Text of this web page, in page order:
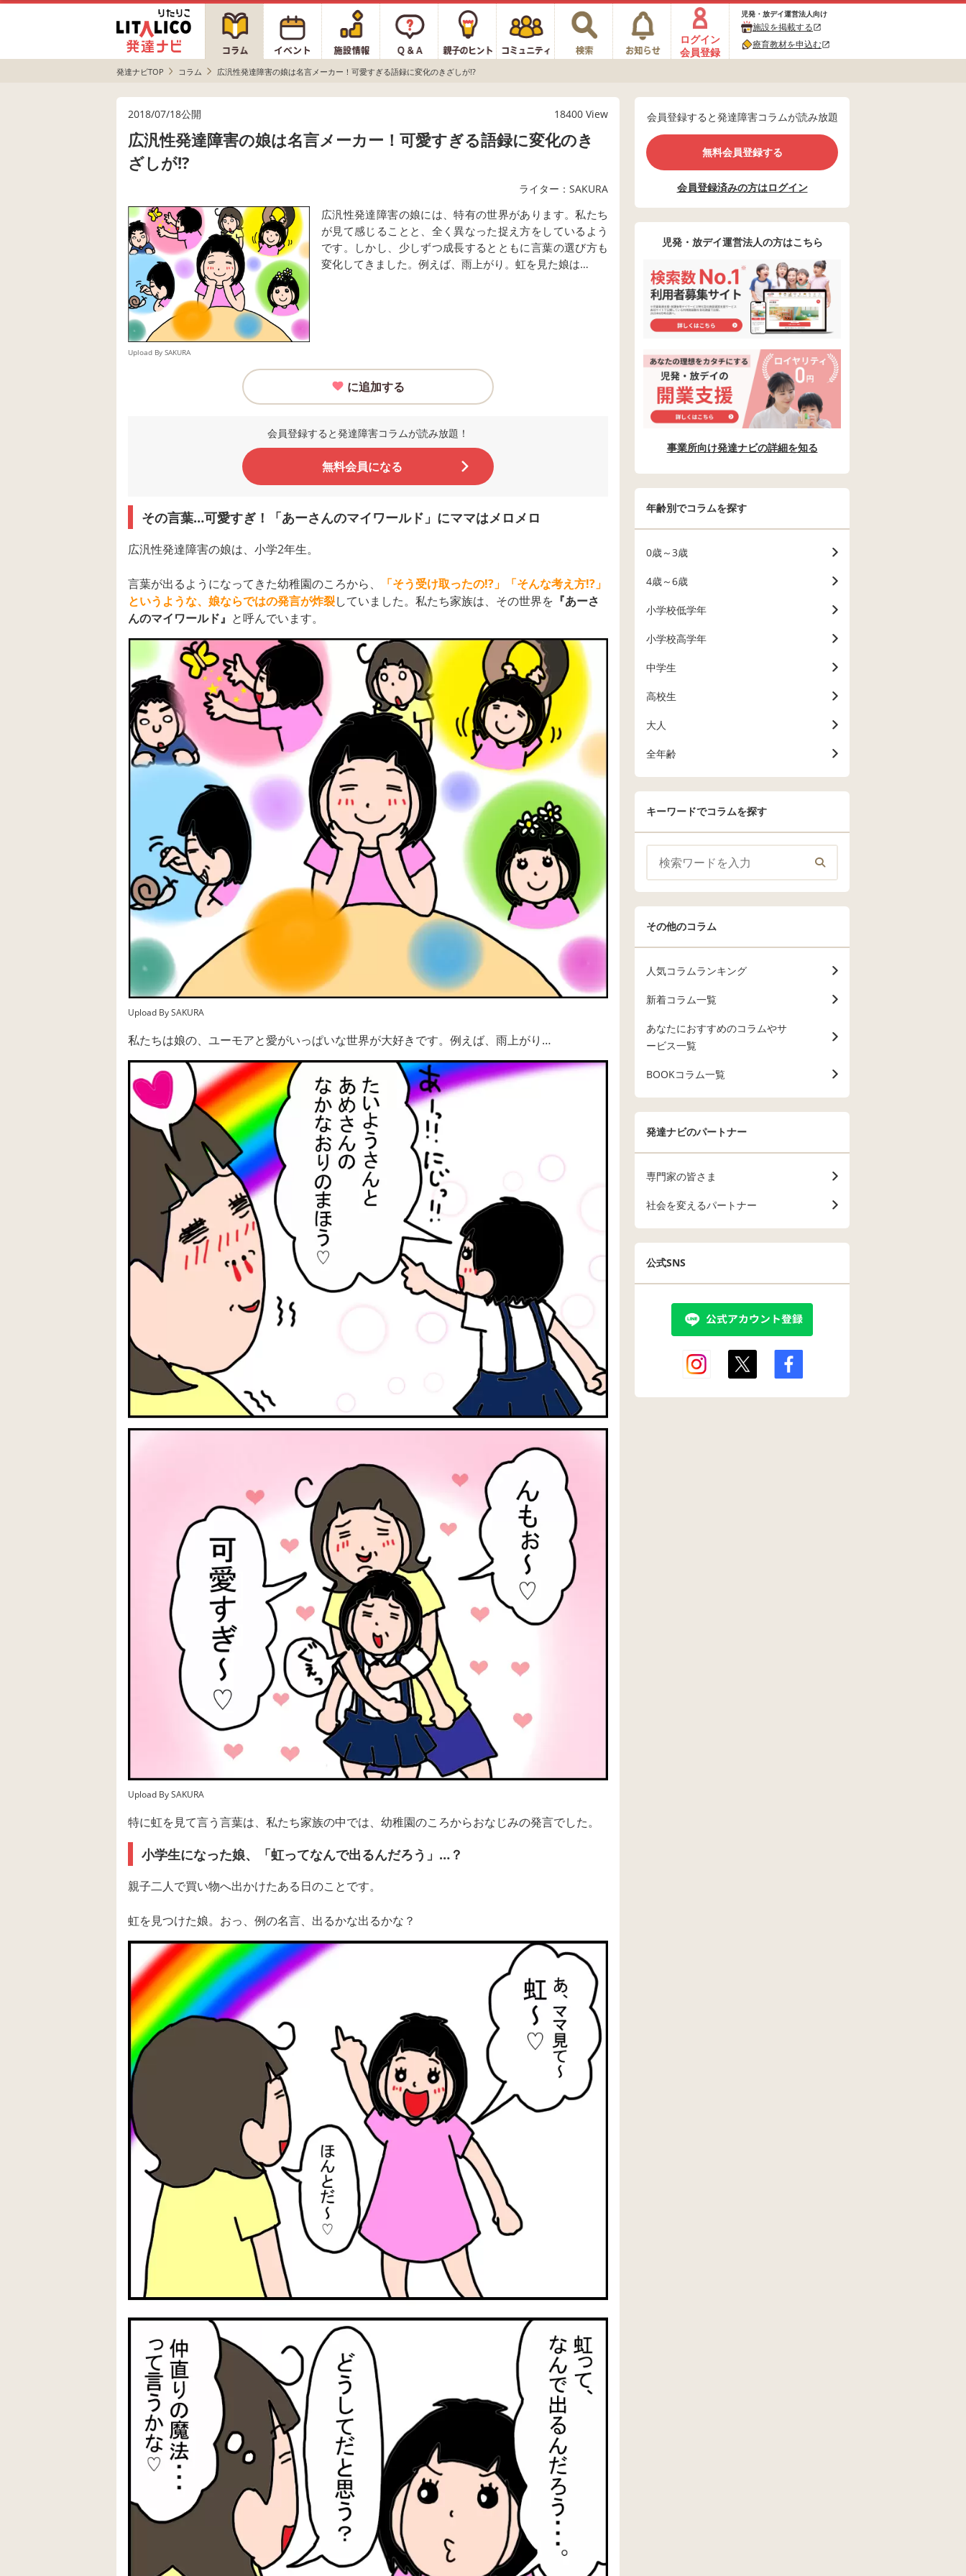
ログイン
会員登録
児発・放デイ運営法人向け
施設を掲載する
療育教材を申込む
発達ナビTOP コラム 広汎性発達障害の娘は名言メーカー！可愛すぎる語録に変化のきざしが!?
2018/07/18公開 18400 View
広汎性発達障害の娘は名言メーカー！可愛すぎる語録に変化のき
ざしが!?
ライター：SAKURA
Upload By SAKURA
広汎性発達障害の娘には、特有の世界があります。私たち
が見て感じることと、全く異なった捉え方をしているよう
です。しかし、少しずつ成長するとともに言葉の選び方も
変化してきました。例えば、雨上がり。虹を見た娘は…
に追加する
会員登録すると発達障害コラムが読み放題！
無料会員になる
その言葉…可愛すぎ！「あーさんのマイワールド」にママはメロメロ
広汎性発達障害の娘は、小学2年生。
言葉が出るようになってきた幼稚園のころから、
「そう受け取ったの!?」「そんな考え方!?」
というような、娘ならではの発言が炸裂していました。私たち家族は、その世界を 『あーさ
んのマイワールド』 と呼んでいます。
Upload By SAKURA
私たちは娘の、ユーモアと愛がいっぱいな世界が大好きです。例えば、雨上がり…
Upload By SAKURA
特に虹を見て言う言葉は、私たち家族の中では、幼稚園のころからおなじみの発言でした。
小学生になった娘、「虹ってなんで出るんだろう」…？
親子二人で買い物へ出かけたある日のことです。
虹を見つけた娘。おっ、例の名言、出るかな出るかな？
会員登録すると発達障害コラムが読み放題
無料会員登録する
会員登録済みの方はログイン
児発・放デイ運営法人の方はこちら
事業所向け発達ナビの詳細を知る
年齢別でコラムを探す
0歳～3歳
4歳～6歳
小学校低学年
小学校高学年
中学生
高校生
大人
全年齢
キーワードでコラムを探す
その他のコラム
人気コラムランキング
新着コラム一覧
あなたにおすすめのコラムやサ
ービス一覧
BOOKコラム一覧
発達ナビのパートナー
専門家の皆さま
社会を変えるパートナー
公式SNS